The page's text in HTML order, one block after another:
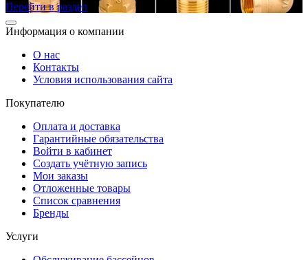
Перейти в раздел
Информация о компании
О нас
Контакты
Условия использования сайта
Покупателю
Оплата и доставка
Гарантийные обязательства
Войти в кабинет
Создать учётную запись
Мои заказы
Отложенные товары
Список сравнения
Бренды
Услуги